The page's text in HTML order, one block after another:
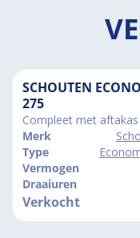
SCHOUTEN
275
Compleet met aftakas
Merk
Type
Vermogen
Draaiuren
Verkocht